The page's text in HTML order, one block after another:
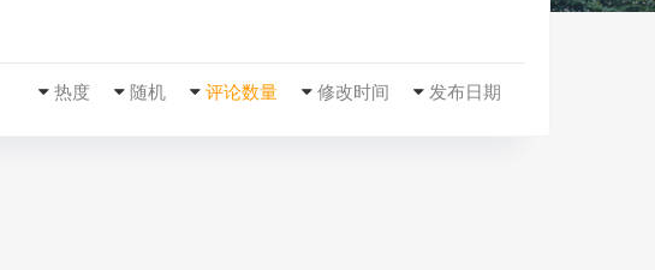
发布日期
修改时间
评论数量
随机
热度